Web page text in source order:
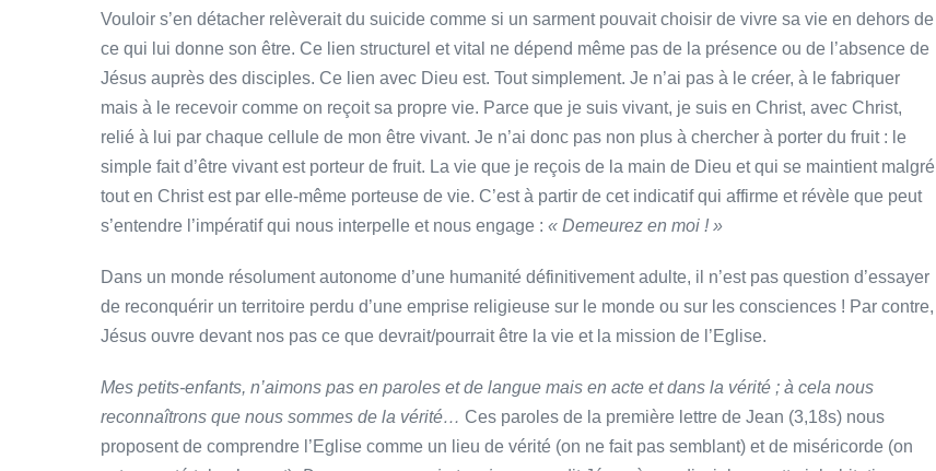
Vouloir s’en détacher relèverait du suicide comme si un sarment pouvait choisir de vivre sa vie en dehors de
ce qui lui donne son être. Ce lien structurel et vital ne dépend même pas de la présence ou de l’absence de
Jésus auprès des disciples. Ce lien avec Dieu est. Tout simplement. Je n’ai pas à le créer, à le fabriquer
mais à le recevoir comme on reçoit sa propre vie. Parce que je suis vivant, je suis en Christ, avec Christ,
relié à lui par chaque cellule de mon être vivant. Je n’ai donc pas non plus à chercher à porter du fruit : le
simple fait d’être vivant est porteur de fruit. La vie que je reçois de la main de Dieu et qui se maintient malgré
tout en Christ est par elle-même porteuse de vie. C’est à partir de cet indicatif qui affirme et révèle que peut
s’entendre l’impératif qui nous interpelle et nous engage : « Demeurez en moi ! »
Dans un monde résolument autonome d’une humanité définitivement adulte, il n’est pas question d’essayer
de reconquérir un territoire perdu d’une emprise religieuse sur le monde ou sur les consciences ! Par contre,
Jésus ouvre devant nos pas ce que devrait/pourrait être la vie et la mission de l’Eglise.
Mes petits-enfants, n’aimons pas en paroles et de langue mais en acte et dans la vérité ; à cela nous
reconnaîtrons que nous sommes de la vérité… Ces paroles de la première lettre de Jean (3,18s) nous
proposent de comprendre l’Eglise comme un lieu de vérité (on ne fait pas semblant) et de miséricorde (on